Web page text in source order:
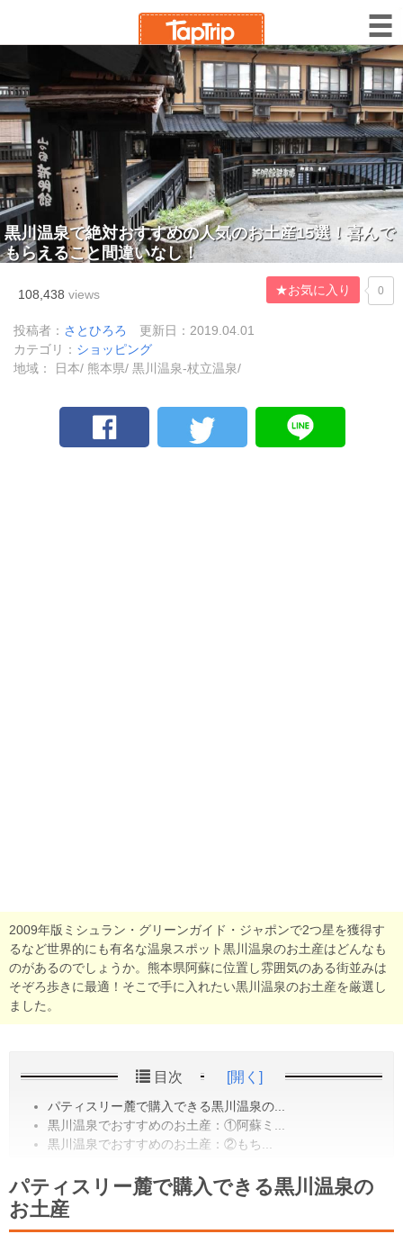
黒川温泉で絶対おすすめの人気のお土産15選！喜んで
もらえること間違いなし！
108,438 views ★お気に入り 0
投稿者： さとひろろ
更新日：2019.04.01
カテゴリ： ショッピング
地域： 日本/ 熊本県/ 黒川温泉-杖立温泉/
2009年版ミシュラン・グリーンガイド・ジャポンで2つ星を獲得す
るなど世界的にも有名な温泉スポット黒川温泉のお土産はどんなも
のがあるのでしょうか。熊本県阿蘇に位置し雰囲気のある街並みは
そぞろ歩きに最適！そこで手に入れたい黒川温泉のお土産を厳選し
ました。
目次 [開く]
パティスリー麓で購入できる黒川温泉の...
黒川温泉でおすすめのお土産：①阿蘇ミ...
黒川温泉でおすすめのお土産：②もち...
パティスリー麓で購入できる黒川温泉の
お土産